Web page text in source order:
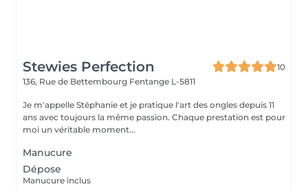
Stewies Perfection
10
136, Rue de Bettembourg Fentange L-5811
Je m'appelle Stéphanie et je pratique l'art des ongles depuis 11
ans avec toujours la même passion. Chaque prestation est pour
moi un véritable moment...
Manucure
Dépose
Manucure inclus